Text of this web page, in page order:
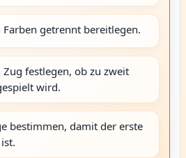
Farben getrennt bereitlegen.
festlegen, ob zu zweit
wird.
bestimmen, damit der erste